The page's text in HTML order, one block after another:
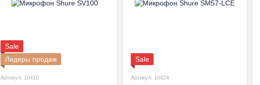
Sale
Лидеры продаж
Артикул: 10410
Sale
Артикул: 10424